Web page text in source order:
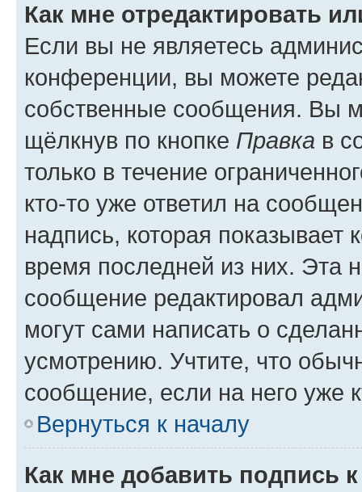
Как мне отредактировать
Если вы не являетесь
конференции, вы можете
собственные сообщения. Вы
щёлкнув по кнопке Правка в
только в течение
кто-то уже ответил на
надпись, которая показывает
время последней из них. Эта
сообщение редактировал
могут сами написать о
усмотрению. Учтите, что
сообщение, если на него уже
Вернуться к началу
Как мне добавить подпись